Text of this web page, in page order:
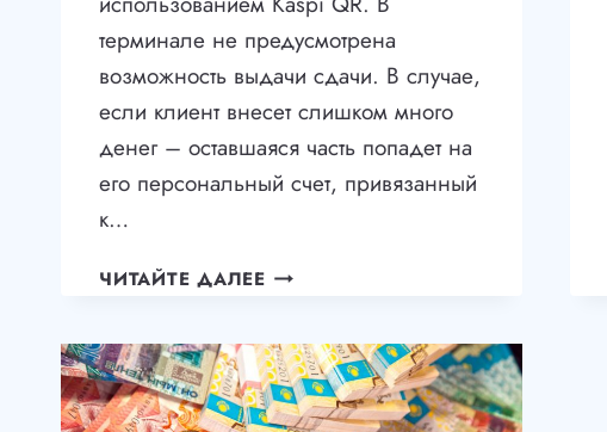
терминале не предусмотрена
возможность выдачи сдачи. В случае,
если клиент внесет слишком много
денег – оставшаяся часть попадет на
его персональный счет, привязанный
к…
ЧИТАЙТЕ ДАЛЕЕРОБОМОЙКА
С
KASPI
QR